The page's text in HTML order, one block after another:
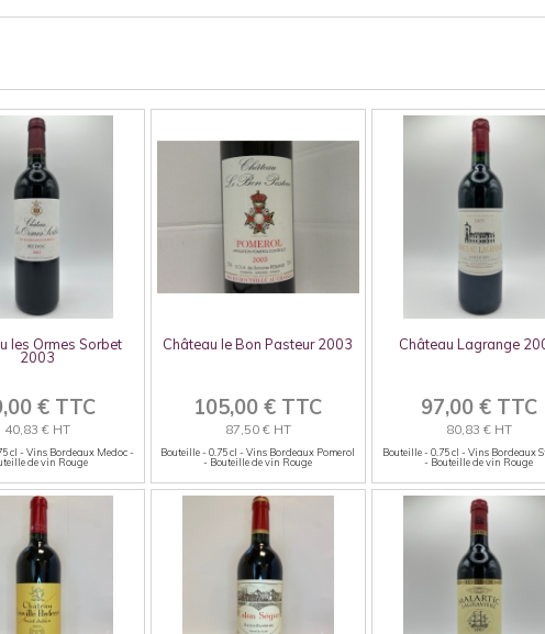
les Ormes Sorbet
2003
€ TTC
40,83 € HT
cl - Vins Bordeaux Medoc -
de vin Rouge
Château le Bon Pasteur 2003
105,00 € TTC
87,50 € HT
Bouteille - 0.75 cl - Vins Bordeaux Pomerol
- Bouteille de vin Rouge
Château Lagrange
97,00 € TTC
80,83 € HT
Bouteille - 0.75 cl - Vins Bordeaux
- Bouteille de vin Rouge